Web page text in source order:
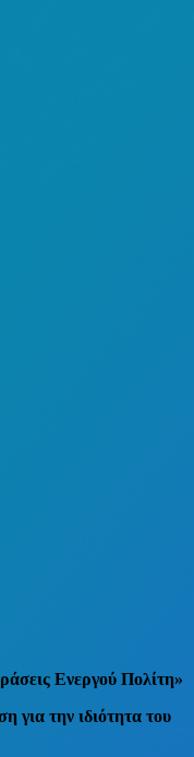
Ενεργού Πολίτη»
για την ιδιότητα του